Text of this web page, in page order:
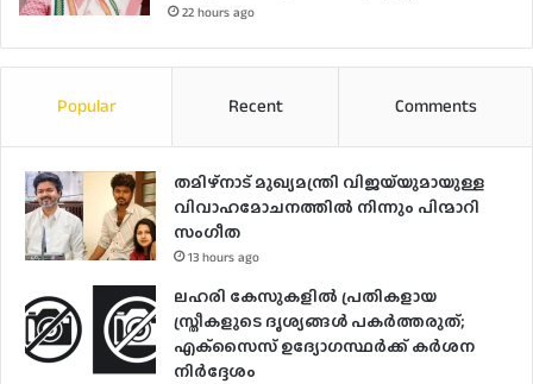
22 hours ago
Popular Recent Comments
തമിഴ്നാട് മുഖ്യമന്ത്രി വിജയ്‌യുമായുള്ള
വിവാഹമോചനത്തിൽ നിന്നും പിന്മാറി
സം​ഗീത
13 hours ago
ലഹരി കേസുകളിൽ പ്രതികളായ
സ്ത്രീകളുടെ ദൃശ്യങ്ങൾ പകർത്തരുത്;
എക്‌സൈസ് ഉദ്യോഗസ്ഥർക്ക് കർശന
നിർദ്ദേശം